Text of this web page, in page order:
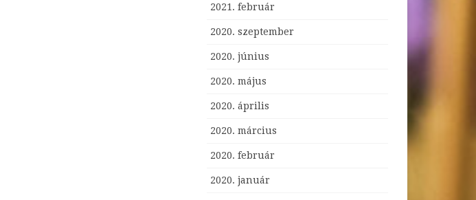
2021. február
2020. szeptember
2020. június
2020. május
2020. április
2020. március
2020. február
2020. január